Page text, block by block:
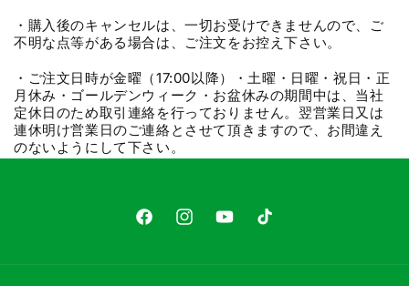
・購入後のキャンセルは、一切お受けできませんので、ご
不明な点等がある場合は、ご注文をお控え下さい。
・ご注文日時が金曜（17:00以降）・土曜・日曜・祝日・正
月休み・ゴールデンウィーク・お盆休みの期間中は、当社
定休日のため取引連絡を行っておりません。翌営業日又は
連休明け営業日のご連絡とさせて頂きますので、お間違え
のないようにして下さい。
FacebookInstagramYouTubeTikTok